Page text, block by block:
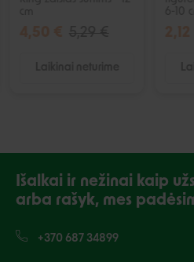
Išalkai ir nežinai kaip
arba rašyk, mes
+370 687 34899